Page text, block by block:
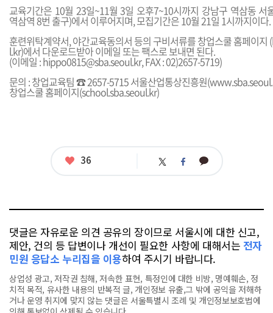
교육기간은 10월 23일~11월 3일 오후7~10시까지 강남구 역삼동 서
역삼역 8번 출구)에서 이루어지며, 모집기간은 10월 21일 1시까지이다.
훈련위탁계약서, 야간교육동의서 등의 구비서류를 창업스쿨 홈페이지 (
l.kr)에서 다운로드받아 이메일 또는 팩스로 보내면 된다.
(이메일 :hippo0815@sba.seoul.kr, FAX : 02)2657-5719)
문의 : 창업교육팀 ☎ 2657-5715 서울산업통상진흥원(
창업스쿨 홈페이지(school.sba.seoul.kr)
좋
36 트 페 카
댓글은 자유로운 의견 공유의 장이므로 서울시에 대한 신고,
제안, 건의 등 답변이나 개선이 필요한 사항에 대해서는 전자
민원 응답소 누리집을 이용하여 주시기 바랍니다.
상업성 광고, 저작권 침해, 저속한 표현, 특정인에 대한 비방, 명예훼손, 정
치적 목적, 유사한 내용의 반복적 글, 개인정보 유출,그 밖에 공익을 저해하
거나 운영 취지에 맞지 않는 댓글은 서울특별시 조례 및 개인정보보호법에